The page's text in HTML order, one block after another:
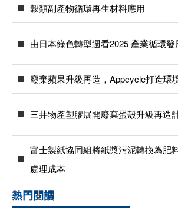
穀類副產物循環再生材料應用
由日本綠色轉型週看2025 產業循環發
廢棄蘋果升級再造，Appcycle打造環
三井物產塑膠展開廢棄蛋殼升級再造
富士製紙協同組將紙漿污泥轉換為肥
處理成本
熱門閱讀